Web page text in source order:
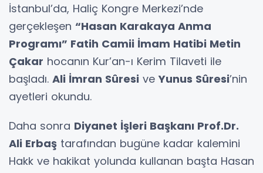
İstanbul’da, Haliç Kongre Merkezi’nde
gerçekleşen “Hasan Karakaya Anma
Programı” Fatih Camii İmam Hatibi Metin
Çakar hocanın Kur’an-ı Kerim Tilaveti ile
başladı. Ali İmran Sûresi ve Yunus Sûresi’nin
ayetleri okundu.
Daha sonra Diyanet İşleri Başkanı Prof.Dr.
Ali Erbaş tarafından bugüne kadar kalemini
Hakk ve hakikat yolunda kullanan başta Hasan